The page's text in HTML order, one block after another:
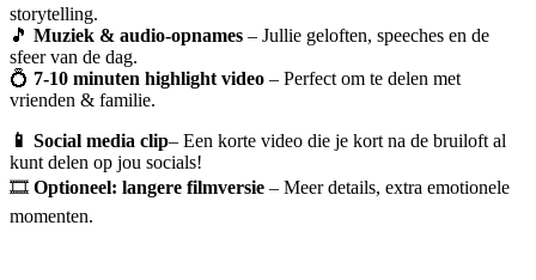
storytelling.
🎵 Muziek & audio-opnames – Jullie geloften, speeches en de
sfeer van de dag.
💍 7-10 minuten highlight video – Perfect om te delen met
vrienden & familie.
📱 Social media clip– Een korte video die je kort na de bruiloft al
kunt delen op jou socials!
🎞 Optioneel: langere filmversie – Meer details, extra emotionele
momenten.